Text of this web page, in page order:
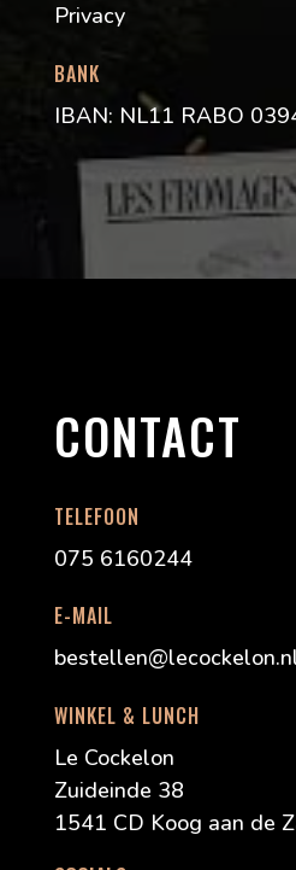
Privacy
BANK
IBAN: NL11 RABO
CONTACT
TELEFOON
075 6160244
E-MAIL
WINKEL & LUNCH
Le Cockelon
Zuideinde 38
1541 CD Koog aan de